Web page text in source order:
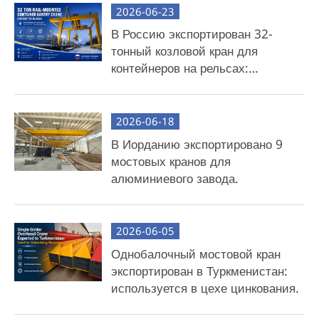
усилиями.
Лучше всего подходит для: клиентов, для
которых важны удобство, экономия времени и
простота развертывания.
Комплектация мостового крана
Исключения: поперечная балка (приобретается
клиентом на месте).
Основные преимущества:
устранение расходов на транспортировку
громоздких поперечных балок.
Локальная гибкость: мы предоставляем
подробные инженерные чертежи, 3D-
2026-06-23
В Россию экспортирован 32-
тонный козловой кран для
контейнеров на рельсах:
2026-06-18
В Иорданию экспортировано 9
мостовых кранов для
алюминиевого завода.
2026-06-05
Однобалочный мостовой кран
экспортирован в Туркменистан:
используется в цехе цинкования.